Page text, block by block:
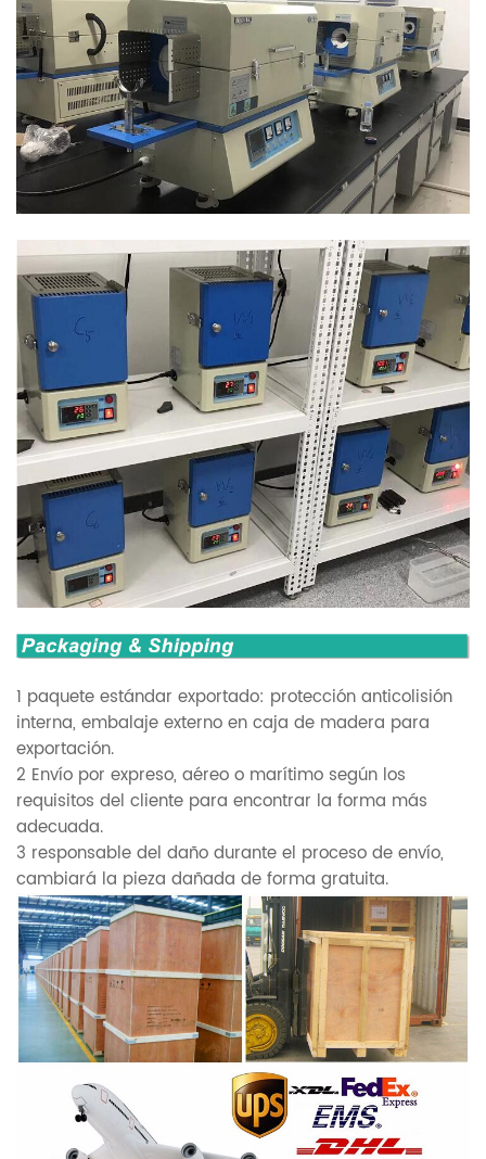
1 paquete estándar exportado: protección anticolisión
interna, embalaje externo en caja de madera para
exportación.
2 Envío por expreso, aéreo o marítimo según los
requisitos del cliente para encontrar la forma más
adecuada.
3 responsable del daño durante el proceso de envío,
cambiará la pieza dañada de forma gratuita.